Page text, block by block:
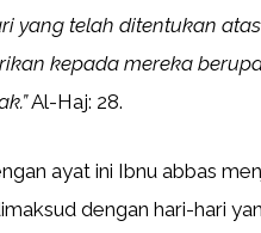
yang telah ditentukan
kepada mereka
Al-Haj: 28.
ayat ini Ibnu abbas
dengan hari-hari